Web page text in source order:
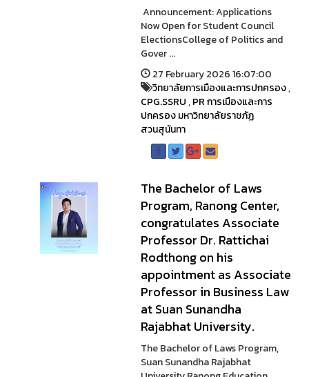
Announcement: Applications
Now Open for Student Council
ElectionsCollege of Politics and
Gover ...
27 February 2026 16:07:00
วิทยาลัยการเมืองและการปกครอง,
CPG.SSRU,PR การเมืองและการ
ปกครอง มหาวิทยาลัยราชภัฏ
สวนสุนันทา
The Bachelor of Laws
Program, Ranong Center,
congratulates Associate
Professor Dr. Rattichai
Rodthong on his
appointment as Associate
Professor in Business Law
at Suan Sunandha
Rajabhat University.
The Bachelor of Laws Program,
Suan Sunandha Rajabhat